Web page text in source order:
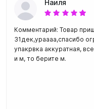
Наиля
Комментарий: Товар
31дек,ураааа,спасибо
упакрвка аккуратная,
и м, то берите м.